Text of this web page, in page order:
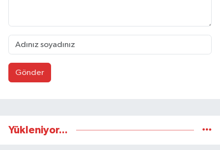
Gönder
Yükleniyor...